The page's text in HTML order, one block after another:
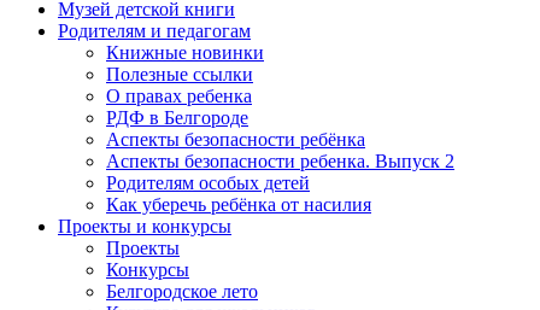
Музей детской книги
Родителям и педагогам
Книжные новинки
Полезные ссылки
О правах ребенка
РДФ в Белгороде
Аспекты безопасности ребёнка
Аспекты безопасности ребенка. Выпуск 2
Родителям особых детей
Как уберечь ребёнка от насилия
Проекты и конкурсы
Проекты
Конкурсы
Белгородское лето